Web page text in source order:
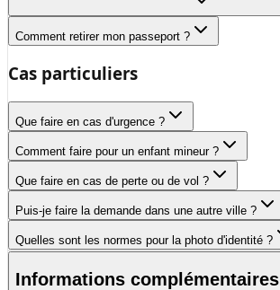
Comment retirer mon passeport ?
Cas particuliers
Que faire en cas d'urgence ?
Comment faire pour un enfant mineur ?
Que faire en cas de perte ou de vol ?
Puis-je faire la demande dans une autre ville ?
Quelles sont les normes pour la photo d'identité ?
Informations complémentaires